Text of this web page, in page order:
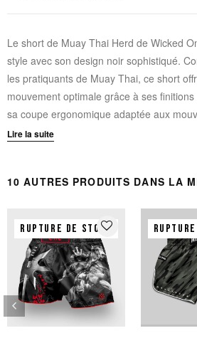
Le short de Muay Thai Herd de Wicked
style avec son design noir sophistiqué.
les pratiquants de Muay Thai, ce short
mouvement optimale grâce à ses
sa coupe ergonomique adaptée aux
clinch.
supérieurs
Impression subliminale pour un
Broderies et patchs de qualité
Composition 100% polyester : nylon
sophistiqué
Coupe spécialement adaptée à la
Lire la suite
10 AUTRES PRODUITS DANS LA
RUPTURE DE STOCK
favorite_border
Précédent
keyboard_arrow_left